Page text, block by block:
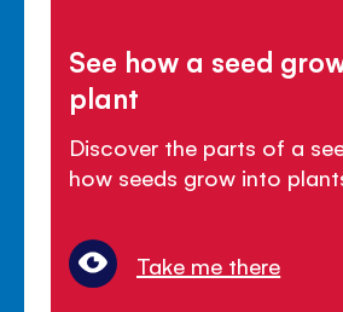
See how a seed
plant
Discover the parts of a
how seeds grow into
Take me there